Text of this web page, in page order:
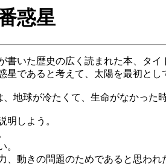
惑星
いた歴史の広く読まれた本、タイ
であると考えて、太陽を最初とし
地球が冷たくて、生命がなかった
明しよう。
。
動きの問題のためであると思わ